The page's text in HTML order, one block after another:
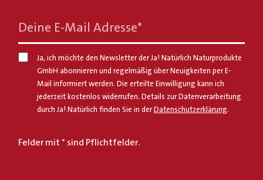
Deine E-Mail Adresse*
Ja, ich möchte den Newsletter der Ja! Natürlich Naturprodukte
GmbH abonnieren und regelmäßig über Neuigkeiten per E-
Mail informiert werden. Die erteilte Einwilligung kann ich
jederzeit kostenlos widerrufen. Details zur Datenverarbeitung
durch Ja! Natürlich finden Sie in derDatenschutzerklärung.
Felder mit * sind Pflichtfelder.